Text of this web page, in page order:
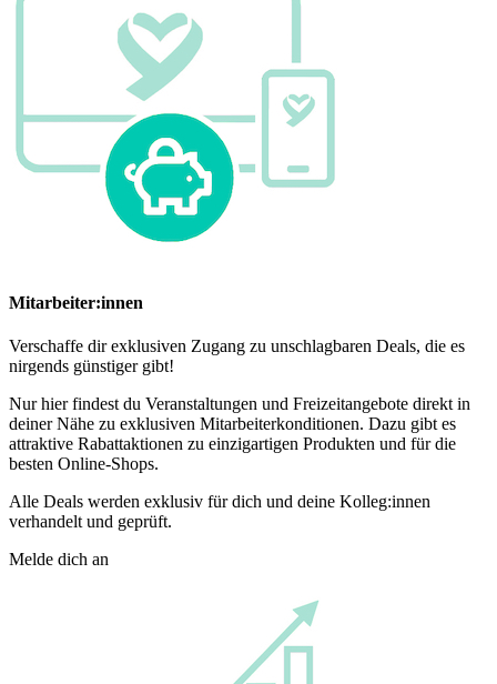
Mitarbeiter:innen
Verschaffe dir exklusiven Zugang zu unschlagbaren Deals, die es
nirgends günstiger gibt!
Nur hier findest du Veranstaltungen und Freizeitangebote direkt in
deiner Nähe zu exklusiven Mitarbeiterkonditionen. Dazu gibt es
attraktive Rabattaktionen zu einzigartigen Produkten und für die
besten Online-Shops.
Alle Deals werden exklusiv für dich und deine Kolleg:innen
verhandelt und geprüft.
Melde dich an